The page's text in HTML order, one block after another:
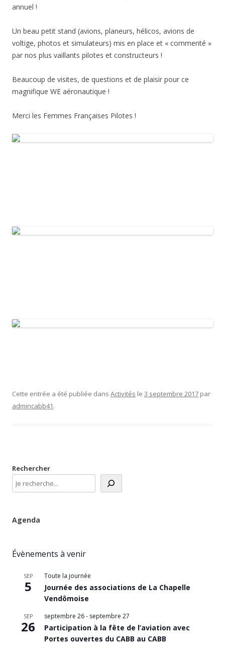
annuel !
Un beau petit stand (avions, planeurs, hélicos, avions de
voltige, photos et simulateurs) mis en place et « commenté »
par nos plus vaillants pilotes et constructeurs !
Beaucoup de visites, de questions et de plaisir pour ce
magnifique WE aéronautique !
Merci les Femmes Françaises Pilotes !
Cette entrée a été publiée dans Activités le 3 septembre 2017 par
admincabb41.
Rechercher
Agenda
Évènements à venir
SEP
5
Toute la journée
Journée des associations de La Chapelle
Vendômoise
SEP
26
septembre 26- septembre 27
Participation à la fête de l’aviation avec
Portes ouvertes du CABB au CABB